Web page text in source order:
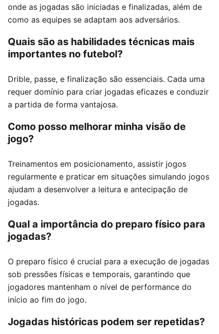
onde as jogadas são iniciadas e finalizadas, além de
como as equipes se adaptam aos adversários.
Quais são as habilidades técnicas mais
importantes no futebol?
Drible, passe, e finalização são essenciais. Cada uma
requer domínio para criar jogadas eficazes e conduzir
a partida de forma vantajosa.
Como posso melhorar minha visão de
jogo?
Treinamentos em posicionamento, assistir jogos
regularmente e praticar em situações simulando jogos
ajudam a desenvolver a leitura e antecipação de
jogadas.
Qual a importância do preparo físico para
jogadas?
O preparo físico é crucial para a execução de jogadas
sob pressões físicas e temporais, garantindo que
jogadores mantenham o nível de performance do
início ao fim do jogo.
Jogadas históricas podem ser repetidas?